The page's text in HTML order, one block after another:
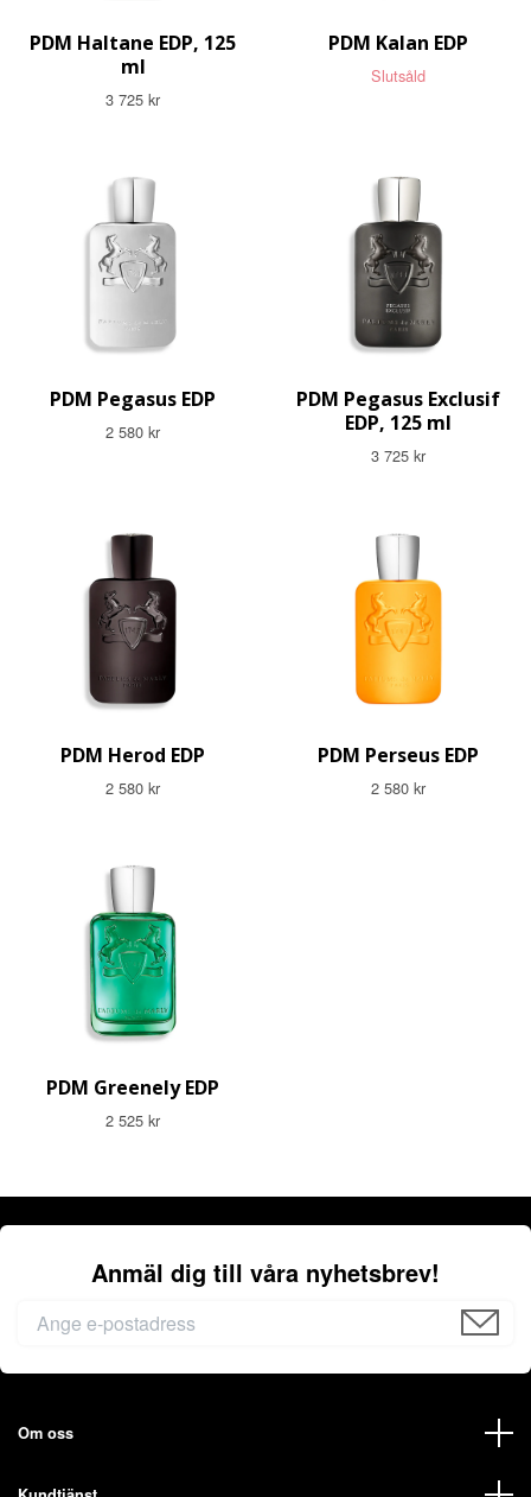
PDM Haltane EDP, 125
ml
3 725 kr
PDM Kalan EDP
Slutsåld
PDM Pegasus EDP
2 580 kr
PDM Pegasus Exclusif
EDP, 125 ml
3 725 kr
PDM Herod EDP
2 580 kr
PDM Perseus EDP
2 580 kr
PDM Greenely EDP
2 525 kr
Anmäl dig till våra nyhetsbrev!
Om oss